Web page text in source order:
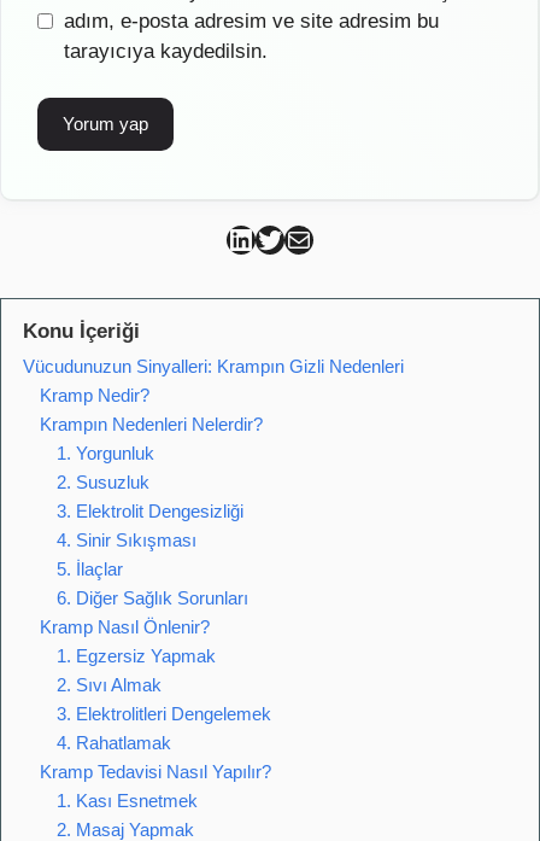
sitesiadım, e-posta adresim ve site adresim bu
tarayıcıya kaydedilsin.
Can Kütahya Linkedin
Can Kütahya Twitter
Can Kütahya Mail
Konu İçeriği
Vücudunuzun Sinyalleri: Krampın Gizli Nedenleri
Kramp Nedir?
Krampın Nedenleri Nelerdir?
1. Yorgunluk
2. Susuzluk
3. Elektrolit Dengesizliği
4. Sinir Sıkışması
5. İlaçlar
6. Diğer Sağlık Sorunları
Kramp Nasıl Önlenir?
1. Egzersiz Yapmak
2. Sıvı Almak
3. Elektrolitleri Dengelemek
4. Rahatlamak
Kramp Tedavisi Nasıl Yapılır?
1. Kası Esnetmek
2. Masaj Yapmak